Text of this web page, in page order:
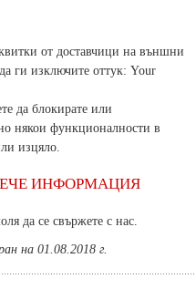
от доставчици на външни
ги изключите оттук: Your
да блокирате или
някои функционалности в
изцяло.
ИНФОРМАЦИЯ
да се свържете с нас.
на 01.08.2018 г.